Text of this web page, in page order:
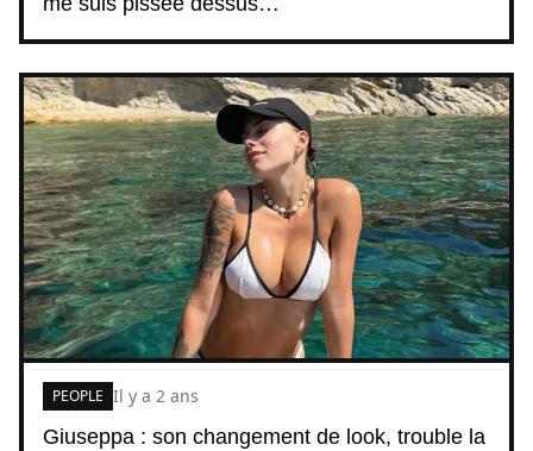
Giuseppa : son changement de look, trouble la
PEOPLE Il y a 2 ans